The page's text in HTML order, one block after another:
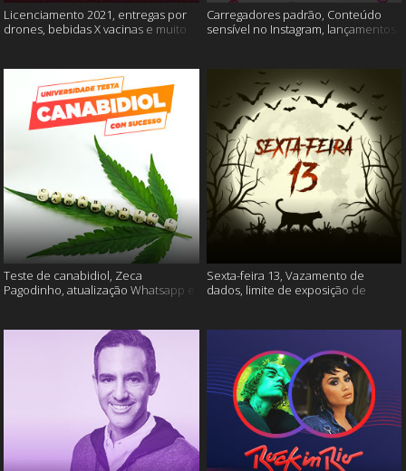
Licenciamento 2021, entregas por
drones, bebidas X vacinas e muito
Carregadores padrão, Conteúdo
sensível no Instagram, lançamentos
Teste de canabidiol, Zeca
Pagodinho, atualização Whatsapp e
Sexta-feira 13, Vazamento de
dados, limite de exposição de